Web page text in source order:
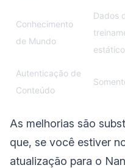
Conhecimento
de Mundo
Dados
Autenticação de
Conteúdo
As melhorias são
que, se você estiver
atualização para o